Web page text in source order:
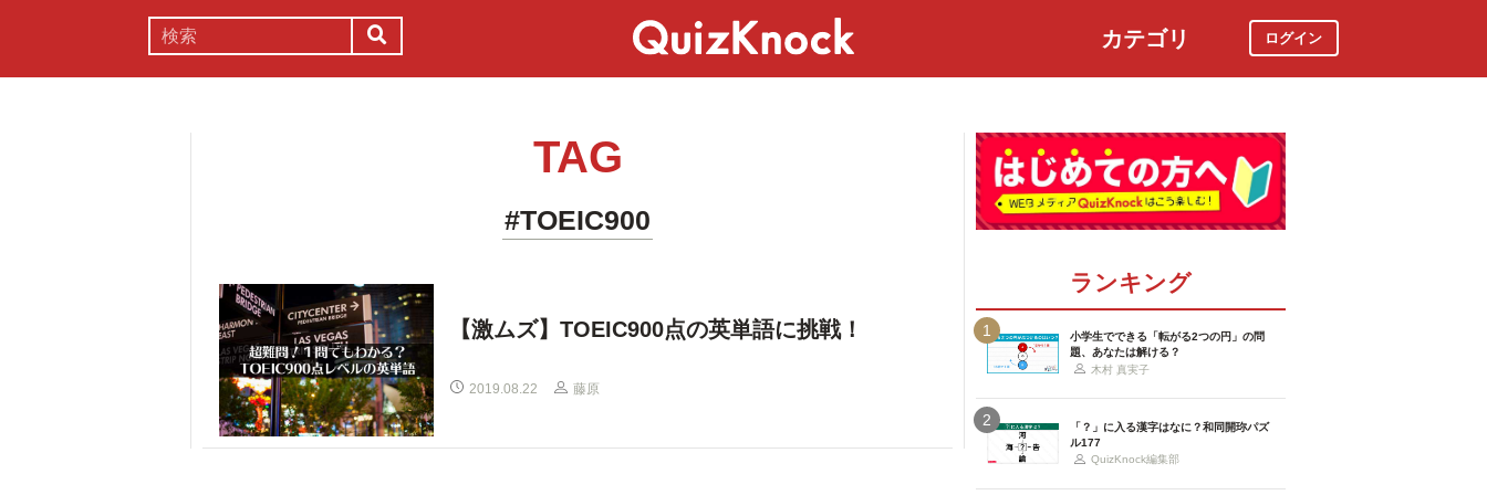
カテゴリ ログイン
TAG
#TOEIC900
【激ムズ】TOEIC900点の英単語に挑戦！
2019.08.22 藤原
ランキング
1
小学生でできる「転がる2つの円」の問
題、あなたは解ける？
木村 真実子
2
「？」に入る漢字はなに？和同開珎パズ
ル177
QuizKnock編集部